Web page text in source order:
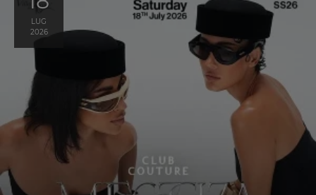
LUG
2026